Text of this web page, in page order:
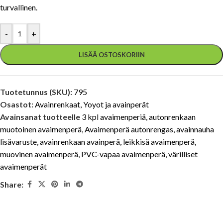
turvallinen.
- +
LISÄÄ OSTOSKORIIN
Tuotetunnus (SKU): 795
Osastot:Avainrenkaat,Yoyot ja avainperät
Avainsanat tuotteelle 3 kpl avaimenperiä,autonrenkaan
muotoinen avaimenperä,Avaimenperä autonrengas,avainnauha
lisävaruste,avainrenkaan avainperä, leikkisä avaimenperä,
muovinen avaimenperä, PVC-vapaa avaimenperä,värilliset
avaimenperät
Share: